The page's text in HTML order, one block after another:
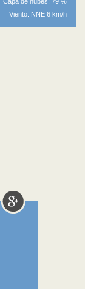
Viento: NNE 6 km/h